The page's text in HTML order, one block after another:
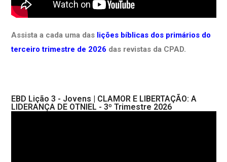
Assista a cada uma das lições bíblicas dos primários do
terceiro trimestre de 2026 das revistas da CPAD.
EBD Lição 3 - Jovens | CLAMOR E LIBERTAÇÃO: A
LIDERANÇA DE OTNIEL - 3º Trimestre 2026